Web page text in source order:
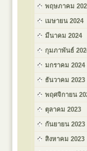
พฤษภาคม
เมษายน 2024
มีนาคม 2024
กุมภาพันธ์
มกราคม 2024
ธันวาคม 2023
พฤศจิกายน
ตุลาคม 2023
กันยายน 2023
สิงหาคม 2023